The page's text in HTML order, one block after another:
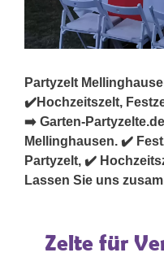
Partyzelt
✔️Hochzeitszelt,
➡️ Garten-
Mellinghausen. ✔️
Partyzelt, ✔️
Lassen Sie uns
Zelte für